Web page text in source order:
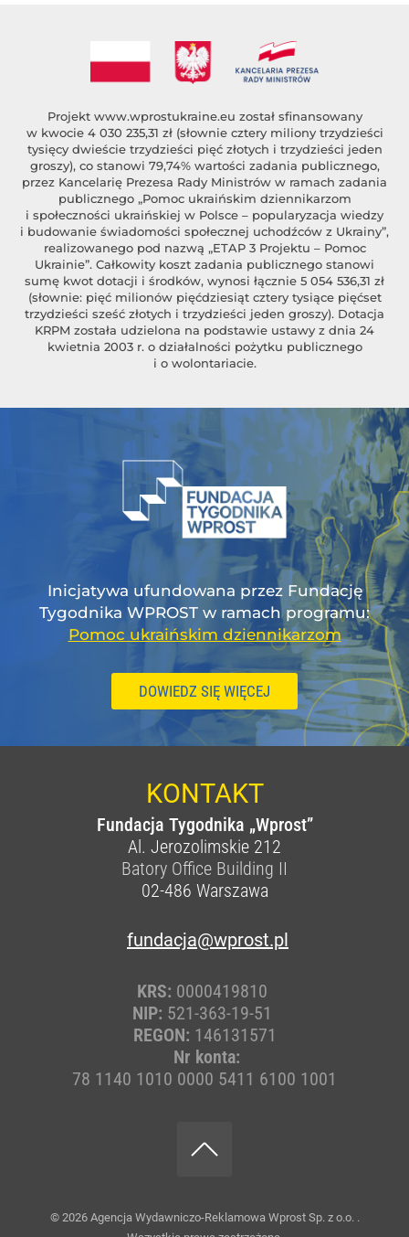
Projekt www.wprostukraine.eu został sfinansowany
w kwocie 4 030 235,31 zł (słownie cztery miliony trzydzieści
tysięcy dwieście trzydzieści pięć złotych i trzydzieści jeden
groszy), co stanowi 79,74% wartości zadania publicznego,
przez Kancelarię Prezesa Rady Ministrów w ramach zadania
publicznego „Pomoc ukraińskim dziennikarzom
i społeczności ukraińskiej w Polsce – popularyzacja wiedzy
i budowanie świadomości społecznej uchodźców z Ukrainy”,
realizowanego pod nazwą „ETAP 3 Projektu – Pomoc
Ukrainie”. Całkowity koszt zadania publicznego stanowi
sumę kwot dotacji i środków, wynosi łącznie 5 054 536,31 zł
(słownie: pięć milionów pięćdziesiąt cztery tysiące pięćset
trzydzieści sześć złotych i trzydzieści jeden groszy). Dotacja
KRPM została udzielona na podstawie ustawy z dnia 24
kwietnia 2003 r. o działalności pożytku publicznego
i o wolontariacie.
Inicjatywa ufundowana przez Fundację
Tygodnika WPROST w ramach programu:
Pomoc ukraińskim dziennikarzom
DOWIEDZ SIĘ WIĘCEJ
KONTAKT
Fundacja Tygodnika „Wprost”
Al. Jerozolimskie 212
Batory Office Building II
02-486 Warszawa
fundacja@wprost.pl
KRS: 0000419810
NIP: 521-363-19-51
REGON: 146131571
Nr konta:
78 1140 1010 0000 5411 6100 1001
© 2026 Agencja Wydawniczo-Reklamowa Wprost Sp. z o.o. .